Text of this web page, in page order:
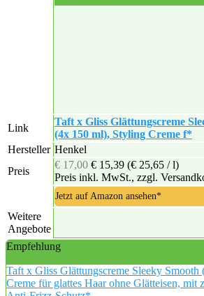
Link
Taft x Gliss Glättungscreme
(4x 150 ml), Styling Creme f*
Hersteller Henkel
Preis
€ 17,00 € 15,39 (€ 25,65 / l)
Preis inkl. MwSt., zzgl.
Jetzt auf Amazon ansehen*
Weitere
Angebote
Empfehlung
Taft x Gliss Glättungscreme Sleeky
Creme für glattes Haar ohne Glätteisen, mit